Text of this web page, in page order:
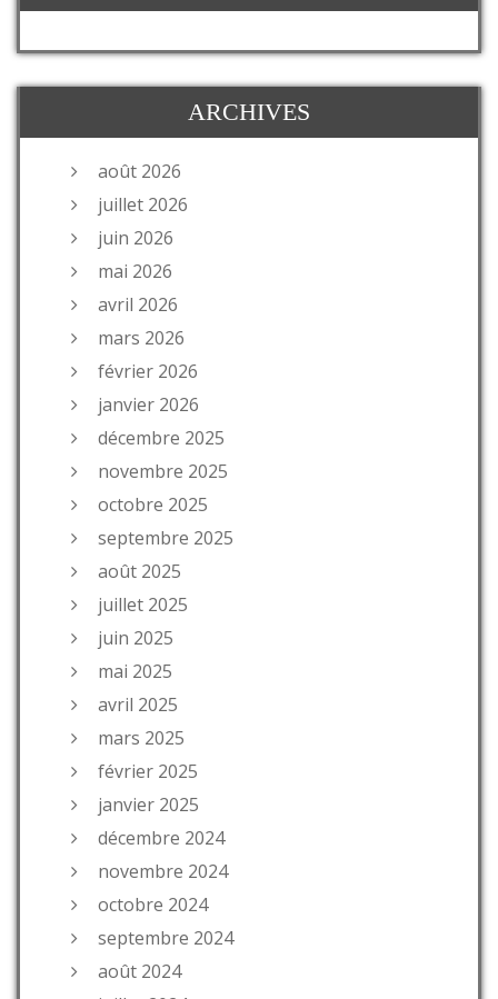
ARCHIVES
août 2026
juillet 2026
juin 2026
mai 2026
avril 2026
mars 2026
février 2026
janvier 2026
décembre 2025
novembre 2025
octobre 2025
septembre 2025
août 2025
juillet 2025
juin 2025
mai 2025
avril 2025
mars 2025
février 2025
janvier 2025
décembre 2024
novembre 2024
octobre 2024
septembre 2024
août 2024